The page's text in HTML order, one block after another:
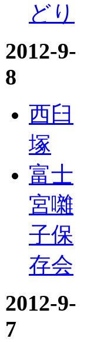
どり
2012-9-
8
西臼
塚
富士
宮囃
子保
存会
2012-9-
7